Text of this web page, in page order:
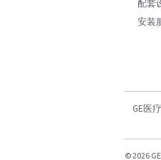
配套
安装
GE医
© 2026